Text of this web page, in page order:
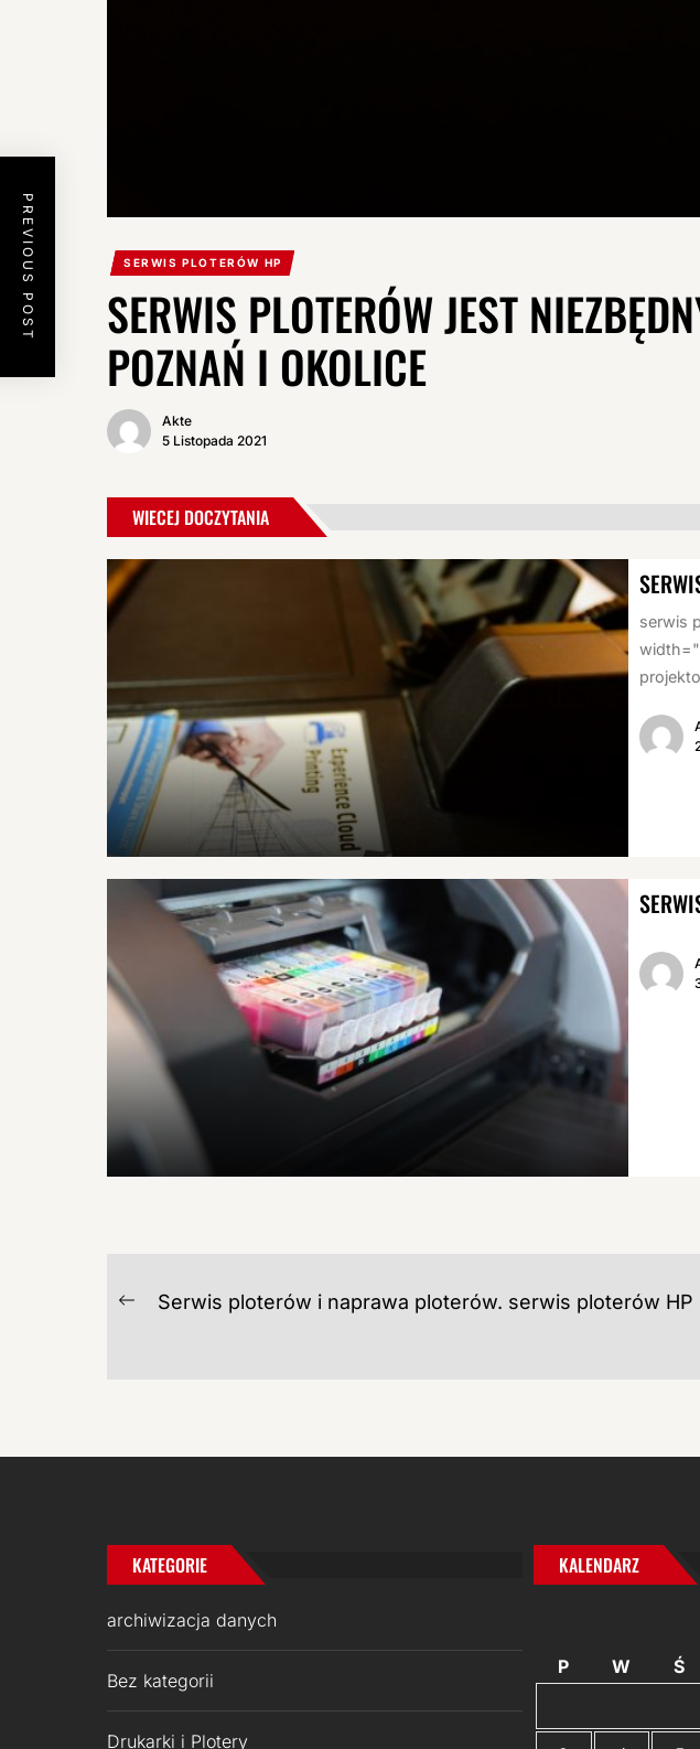
SERWIS PLOTERÓW HP
SERWIS PLOTERÓW JEST
POZNAŃ I OKOLICE
Akte
5 Listopada 2021
PREVIOUS POST
WIECEJ DOCZYTANIA
serwis
NAWIGACJA
Previous
Serwis ploterów i naprawa ploterów. serwis ploterów HP
KATEGORIE
archiwizacja danych
Bez kategorii
Drukarki i Plotery
KALENDARZ
P W Ś